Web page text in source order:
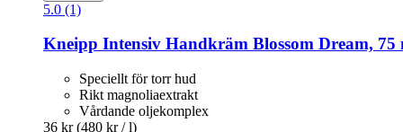
5.0 (1)
Kneipp Intensiv Handkräm Blossom Dream, 75
Speciellt för torr hud
Rikt magnoliaextrakt
Vårdande oljekomplex
36 kr (480 kr / l)